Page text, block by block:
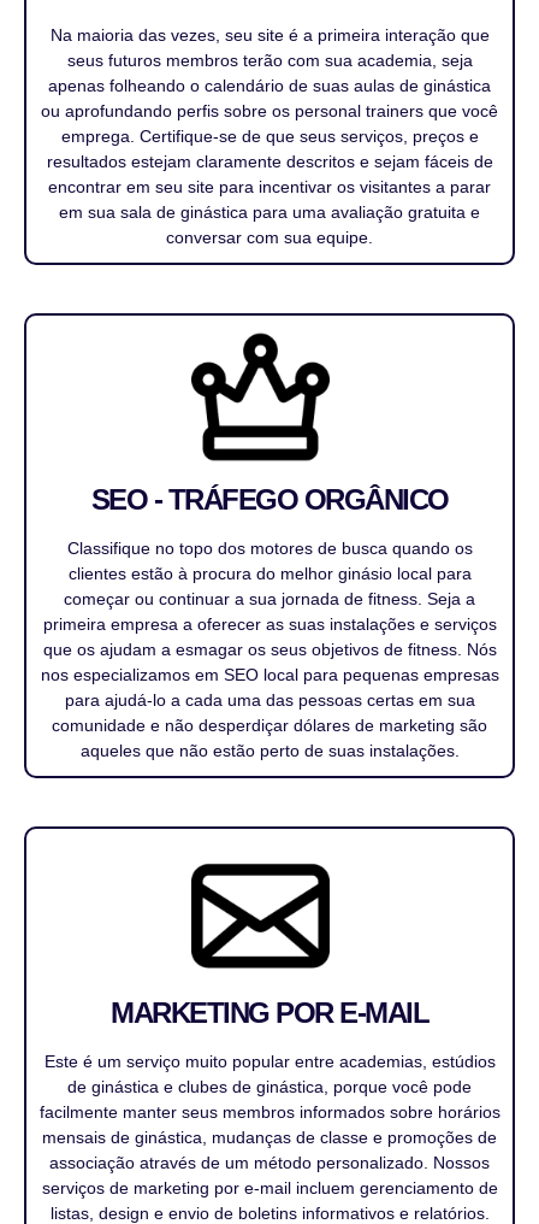
Na maioria das vezes, seu site é a primeira interação que
seus futuros membros terão com sua academia, seja
apenas folheando o calendário de suas aulas de ginástica
ou aprofundando perfis sobre os personal trainers que você
emprega. Certifique-se de que seus serviços, preços e
resultados estejam claramente descritos e sejam fáceis de
encontrar em seu site para incentivar os visitantes a parar
em sua sala de ginástica para uma avaliação gratuita e
conversar com sua equipe.
SEO - TRÁFEGO ORGÂNICO
Classifique no topo dos motores de busca quando os
clientes estão à procura do melhor ginásio local para
começar ou continuar a sua jornada de fitness. Seja a
primeira empresa a oferecer as suas instalações e serviços
que os ajudam a esmagar os seus objetivos de fitness. Nós
nos especializamos em SEO local para pequenas empresas
para ajudá-lo a cada uma das pessoas certas em sua
comunidade e não desperdiçar dólares de marketing são
aqueles que não estão perto de suas instalações.
MARKETING POR E-MAIL
Este é um serviço muito popular entre academias, estúdios
de ginástica e clubes de ginástica, porque você pode
facilmente manter seus membros informados sobre horários
mensais de ginástica, mudanças de classe e promoções de
associação através de um método personalizado. Nossos
serviços de marketing por e-mail incluem gerenciamento de
listas, design e envio de boletins informativos e relatórios.